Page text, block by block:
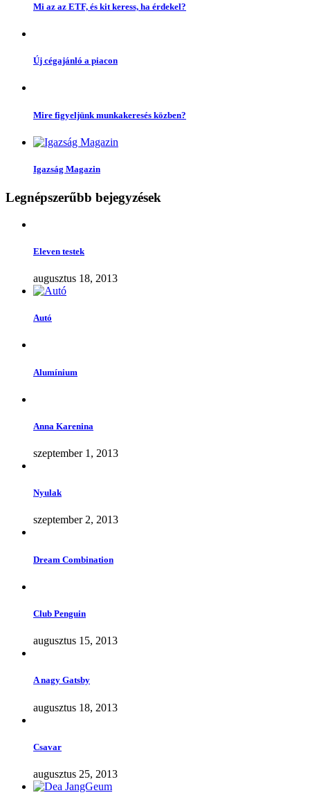
Mi az az ETF, és kit keress, ha érdekel?
Új cégajánló a piacon
Mire figyeljünk munkakeresés közben?
Igazság Magazin
Legnépszerűbb bejegyzések
Eleven testek
augusztus 18, 2013
Autó
Alumínium
Anna Karenina
szeptember 1, 2013
Nyulak
szeptember 2, 2013
Dream Combination
Club Penguin
augusztus 15, 2013
A nagy Gatsby
augusztus 18, 2013
Csavar
augusztus 25, 2013